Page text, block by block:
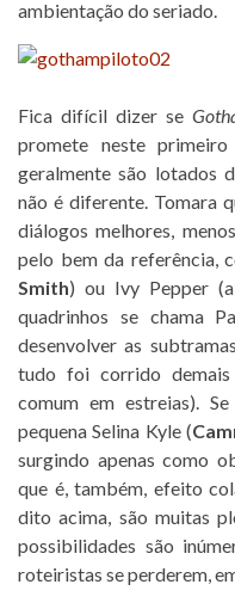
ambientação do seriado.
Fica difícil dizer se
promete neste
geralmente são lotados
não é diferente. Tomara
diálogos melhores,
pelo bem da referência,
Smith) ou Ivy Pepper
quadrinhos se chama
desenvolver as
tudo foi corrido
comum em estreias).
pequena Selina Kyle (
surgindo apenas como
que é, também, efeito
dito acima, são muitas
possibilidades são
roteiristas se perderem,